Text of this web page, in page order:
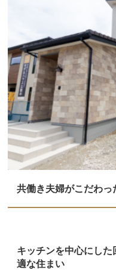
共働き夫婦がこだわ
キッチンを中心にし
適な住まい